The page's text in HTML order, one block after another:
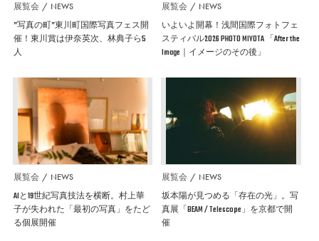
展覧会 NEWS
”写真の町”東川町国際写真フェス開
催！東川賞は伊奈英次、林典子ら5
人
展覧会 NEWS
いよいよ開幕！浅間国際フォトフェ
スティバル2026 PHOTO MIYOTA 「After the
Image｜イメージのその後」
展覧会 NEWS
AIと19世紀写真技法を横断。村上華
子が失われた「最初の写真」をたど
る個展開催
展覧会 NEWS
坂本陽が見つめる「存在の光」。写
真展「BEAM / Telescope」を京都で開
催